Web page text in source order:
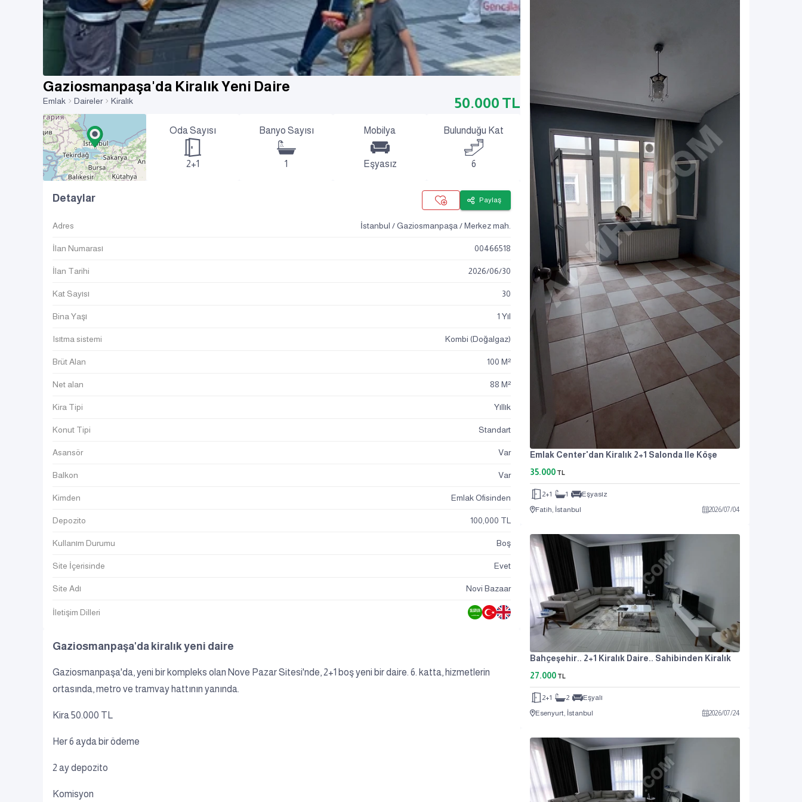
Gaziosmanpaşa'da Kiralık Yeni Daire
Emlak Daireler Kiralık 50.000 TL
Oda Sayısı
2+1
Banyo Sayısı
1
Mobilya
Eşyasız
Bulunduğu Kat
6
Detaylar Paylaş
Adres İstanbul / Gaziosmanpaşa / Merkez mah.
İlan Numarası 00466518
İlan Tarihi 2026/06/30
Kat Sayısı 30
Bina Yaşı 1 Yıl
Isıtma sistemi Kombi (Doğalgaz)
Brüt Alan 100 M²
Net alan 88 M²
Kira Tipi Yıllık
Konut Tipi Standart
Asansör Var
Balkon Var
Kimden Emlak Ofisinden
Depozito 100,000 TL
Kullanım Durumu Boş
Site İçerisinde Evet
Site Adı Novi Bazaar
İletişim Dilleri
Gaziosmanpaşa'da kiralık yeni daire
Gaziosmanpaşa'da, yeni bir kompleks olan Nove Pazar Sitesi'nde, 2+1 boş yeni bir daire. 6. katta, hizmetlerin
ortasında, metro ve tramvay hattının yanında.
Kira 50.000 TL
Her 6 ayda bir ödeme
2 ay depozito
Komisyon
Emlak Center'dan Kiralık 2+1 Salonda Ile Köşe
35.000 TL
2+1 1
Eşyasız
Fatih, İstanbul
2026/07/04
Bahçeşehir.. 2+1 Kiralık Daire.. Sahibinden Kiralık
27.000 TL
2+1 2
Eşyalı
Esenyurt, İstanbul
2026/07/24